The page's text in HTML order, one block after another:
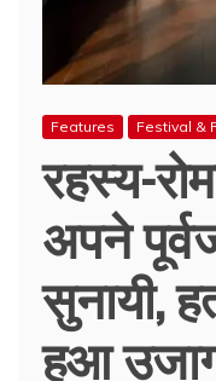
Features Festival &
रहस्य-
अपने
सुनायी,
हुआ